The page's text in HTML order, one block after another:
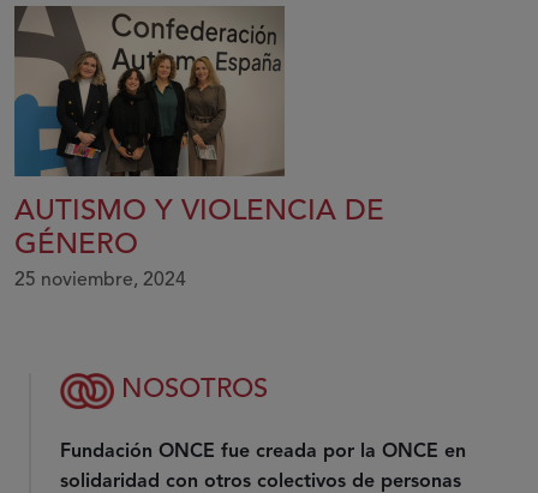
AUTISMO Y VIOLENCIA DE
GÉNERO
25 noviembre, 2024
NOSOTROS
Fundación ONCE fue creada por la ONCE en
solidaridad con otros colectivos de personas